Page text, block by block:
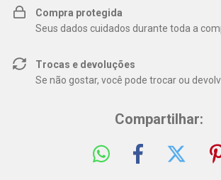
Compra protegida
Seus dados cuidados durante toda a
Trocas e devoluções
Se não gostar, você pode trocar ou
Compartilhar: